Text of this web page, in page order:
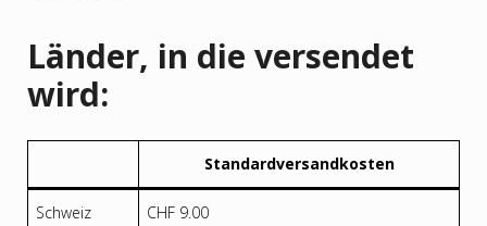
Länder, in die versendet
wird:
Standardversandkosten
Schweiz CHF 9.00